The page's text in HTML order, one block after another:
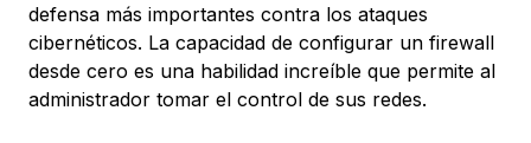
defensa más importantes contra los ataques
cibernéticos. La capacidad de configurar un firewall
desde cero es una habilidad increíble que permite al
administrador tomar el control de sus redes.